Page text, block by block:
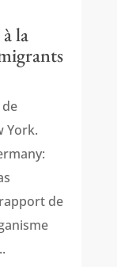
la
York.
de